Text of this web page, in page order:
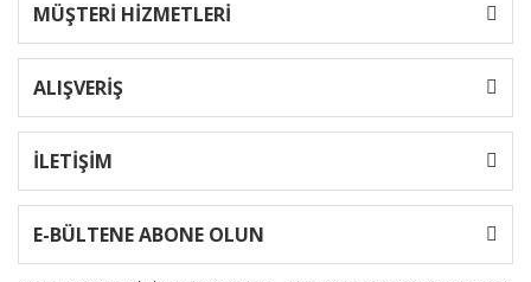
MÜŞTERİ HİZMETLERİ
ALIŞVERİŞ
İLETİŞİM
E-BÜLTENE ABONE OLUN